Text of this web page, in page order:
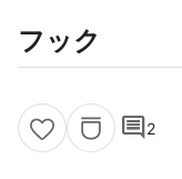
フック
comment2